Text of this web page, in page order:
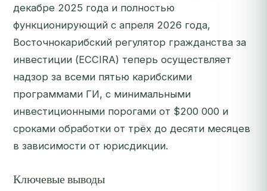
декабре 2025 года и полностью
функционирующий с апреля 2026 года,
Восточнокарибский регулятор гражданства за
инвестиции (ECCIRA) теперь осуществляет
надзор за всеми пятью карибскими
программами ГИ, с минимальными
инвестиционными порогами от $200 000 и
сроками обработки от трёх до десяти месяцев
в зависимости от юрисдикции.
Ключевые выводы